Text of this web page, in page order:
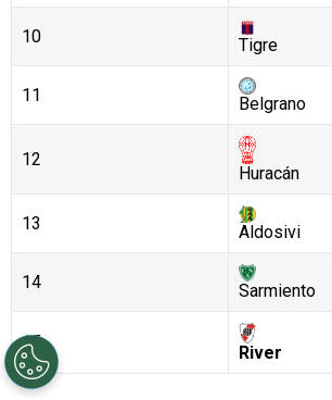
10 Tigre
11 Belgrano
12
Huracán
13 Aldosivi
14 Sarmiento
15
River